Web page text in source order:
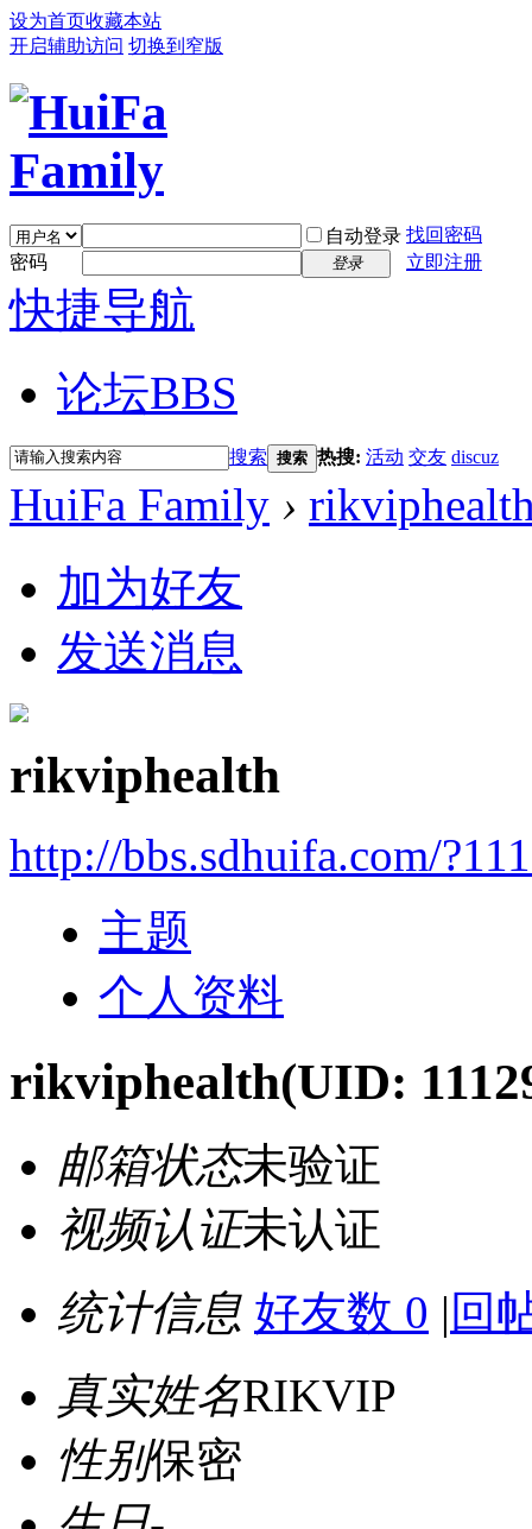
设为首页收藏本站
开启辅助访问 切换到窄版
自动登录 找回密码
密码
登录 立即注册
快捷导航
论坛BBS
搜索 搜索 热搜: 活动 交友 discuz
HuiFa Family ›
加为好友
发送消息
rikviphealth
http://bbs.sdhuifa.com/
主题
个人资料
rikviphealth(UID:
邮箱状态未验证
视频认证未认证
统计信息 好友数 0 | 回
真实姓名RIKVIP
性别保密